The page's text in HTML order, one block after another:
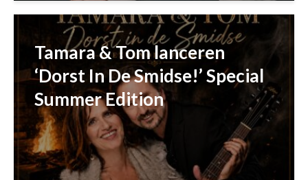
Tamara & Tom lanceren
‘Dorst In De Smidse!’ Special
Summer Edition